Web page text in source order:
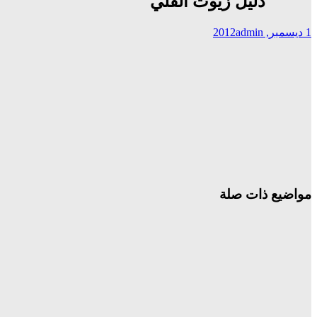
1 ديسمبر, 2012 admin
مواضيع ذات صلة